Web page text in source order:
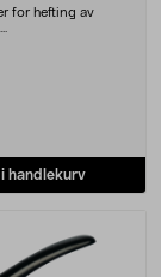
for hefting av
handlekurv